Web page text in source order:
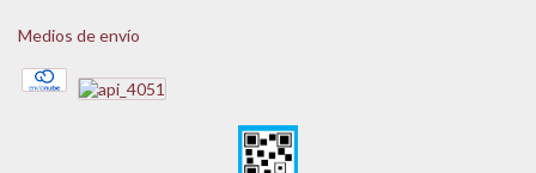
Medios de envío